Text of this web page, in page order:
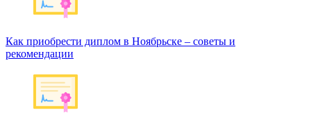
Как приобрести диплом в Ноябрьске – советы и
рекомендации